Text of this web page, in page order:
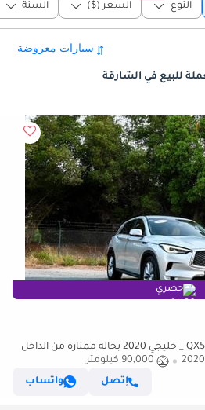
النوع السعر ($) السنة
حصري
إنفينيتي QX50 LUXE إنفينيتي QX50 _ خليجي 2020 بحالة ممتازة من الداخل
2020
90,000 كيلومتر
إتصل
واتساب